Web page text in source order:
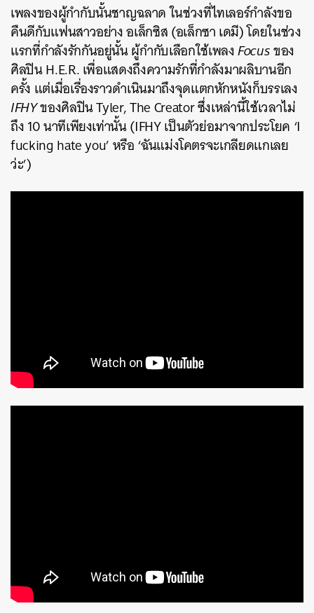
เพลงของผู้กำกับนั้นชาญฉลาด ในช่วงที่ไทเลอร์กำลังขอ
คืนดีกับแฟนสาวอย่าง อเล็กซิส (อเล็กซา เดมี) โดยในช่วง
แรกที่กำลังรักกันอยู่นั้น ผู้กำกับเลือกใช้เพลงFocusของ
ศิลปิน H.E.R. เพื่อแสดงถึงความรักที่กำลังมาผลิบานอีก
ครั้ง แต่เมื่อเรื่องราวดำเนินมาถึงจุดแตกหักหนังก็บรรเลง
IFHYของศิลปิน Tyler, The Creator ซึ่งเหล่านี้ใช้เวลาไม่
ถึง 10 นาทีเพียงเท่านั้น (IFHY เป็นตัวย่อมาจากประโยค ‘I
fucking hate you’ หรือ ‘ฉันแม่งโคตรจะเกลียดแกเลย
ว่ะ’)